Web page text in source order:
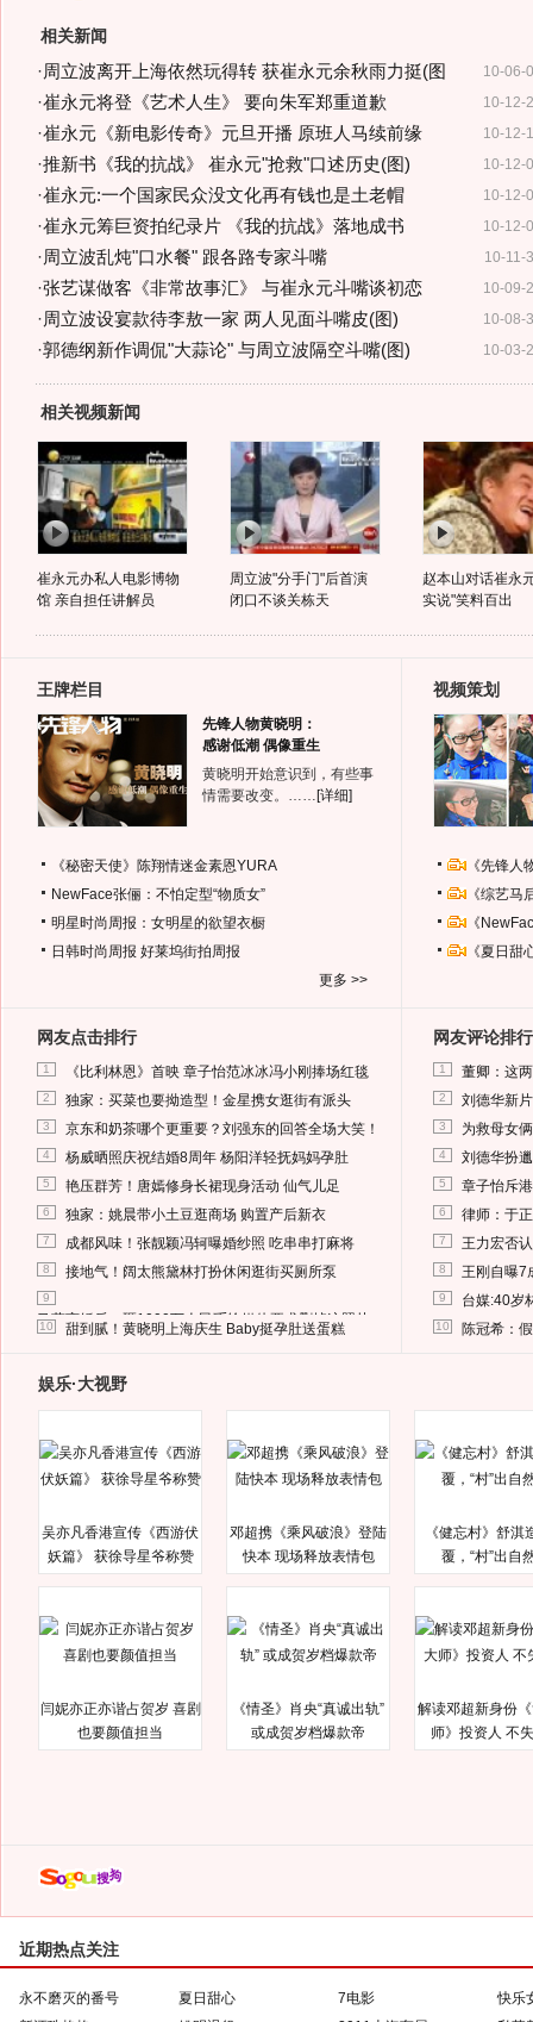
相关新闻
10-06-
·周立波离开上海依然玩得转 获崔永元余秋雨力挺(图
10-12-
·崔永元将登《艺术人生》 要向朱军郑重道歉
10-12-
·崔永元《新电影传奇》元旦开播 原班人马续前缘
10-12-
·推新书《我的抗战》 崔永元"抢救"口述历史(图)
10-12-
·崔永元:一个国家民众没文化再有钱也是土老帽
10-12-
·崔永元筹巨资拍纪录片 《我的抗战》落地成书
10-11-
·周立波乱炖"口水餐" 跟各路专家斗嘴
10-09-
·张艺谋做客《非常故事汇》 与崔永元斗嘴谈初恋
10-08-
·周立波设宴款待李敖一家 两人见面斗嘴皮(图)
10-03-
·郭德纲新作调侃"大蒜论" 与周立波隔空斗嘴(图)
相关视频新闻
崔永元办私人电影博物
馆 亲自担任讲解员
周立波"分手门"后首演
闭口不谈关栋天
赵本山对话崔永
实说"笑料百出
王牌栏目
先锋人物黄晓明：
感谢低潮 偶像重生
黄晓明开始意识到，有些事
情需要改变。…… [详细]
《秘密天使》陈翔情迷金素恩YURA
NewFace张俪：不怕定型“物质女”
明星时尚周报：女明星的欲望衣橱
日韩时尚周报 好莱坞街拍周报
更多 >>
视频策划
《先锋
《综艺
《
《夏日
网友点击排行
1 《比利林恩》首映 章子怡范冰冰冯小刚捧场红毯
2 独家：买菜也要拗造型！金星携女逛街有派头
3 京东和奶茶哪个更重要？刘强东的回答全场大笑！
4 杨威晒照庆祝结婚8周年 杨阳洋轻抚妈妈孕肚
5 艳压群芳！唐嫣修身长裙现身活动 仙气儿足
6 独家：姚晨带小土豆逛商场 购置产后新衣
7 成都风味！张靓颖冯轲曝婚纱照 吃串串打麻将
8 接地气！阔太熊黛林打扮休闲逛街买厕所泵
9
马蓉离婚后，砸1000万人民币给媒体要求删掉这照片
10 甜到腻！黄晓明上海庆生 Baby挺孕肚送蛋糕
网友评论排行
1 董卿：这
2 刘德华新
3 为救母女
4 刘德华扮
5 章子怡斥
6 律师：于
7 王力宏否
8 王刚自曝7
9 台媒:40岁
10 陈冠希：
娱乐·大视野
吴亦凡香港宣传《西游伏
妖篇》 获徐导星爷称赞
邓超携《乘风破浪》登陆
快本 现场释放表情包
《健忘村》舒淇
覆，“村”出自
闫妮亦正亦谐占贺岁 喜剧
也要颜值担当
《情圣》肖央“真诚出轨”
或成贺岁档爆款帝
解读邓超新身份
师》投资人 不
近期热点关注
永不磨灭的番号 夏日甜心 7电影
快乐